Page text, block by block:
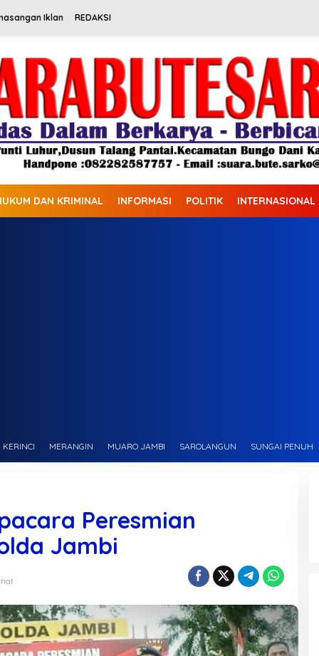
Iklan REDAKSI
DAN KRIMINAL INFORMASI POLITIK INTERNASIONAL
KERINCI MERANGIN MUARO JAMBI SAROLANGUN SUNGAI PENUH
Peresmian
Jambi